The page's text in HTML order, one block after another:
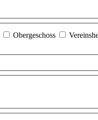
Obergeschoss